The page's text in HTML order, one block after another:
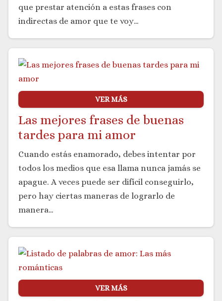
que prestar atención a estas frases con
indirectas de amor que te voy…
VER MÁS
Las mejores frases de buenas
tardes para mi amor
Cuando estás enamorado, debes intentar por
todos los medios que esa llama nunca jamás se
apague. A veces puede ser difícil conseguirlo,
pero hay ciertas maneras de lograrlo de
manera…
VER MÁS